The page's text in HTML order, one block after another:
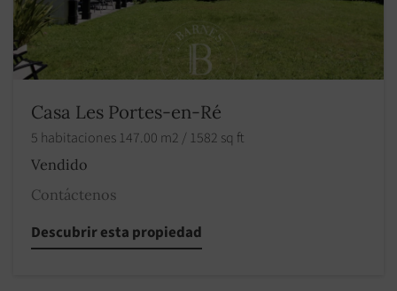
Casa Les Portes-en-Ré
5 habitaciones 147.00 m2 / 1582 sq ft
Vendido
Contáctenos
Descubrir esta propiedad